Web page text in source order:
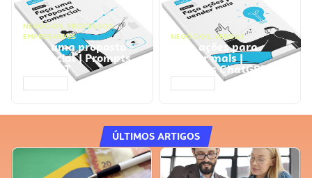
NEGÓCIOS, PROCESSOS
EMPRESARIAIS
Faça uma proposta
comercial | Prompts
ChatGPT
NEGÓCIOS, VENDAS
Faça ações para
vender mais |
Prompts ChatGPT
ÚLTIMOS ARTIGOS